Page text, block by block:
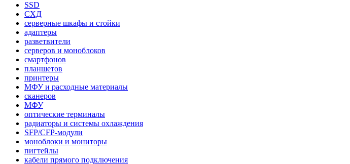
SSD
СХД
серверные шкафы и стойки
адаптеры
разветвители
серверов и моноблоков
смартфонов
планшетов
принтеры
МФУ и расходные материалы
сканеров
МФУ
оптические терминалы
радиаторы и системы охлаждения
SFP/CFP-модули
моноблоки и мониторы
пигтейлы
кабели прямого подключения